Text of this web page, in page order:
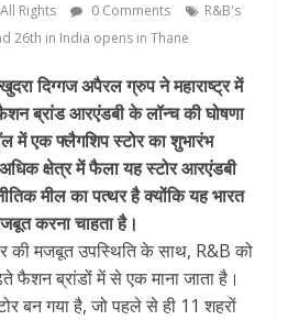
Rights 0 Comments
R&B's
26th in India opens in Thane
दिग्गज अपैरल ग्रुप ने महाराष्ट्र में
ब्रांड आरएंडबी के लॉन्च की घोषणा
में एक फ्लैगशिप स्टोर का शुभारंभ
क्षेत्र में फैला यह स्टोर आरएंडबी
मील का पत्थर है क्योंकि यह भारत
करना चाहता है।
की मजबूत उपस्थिति के साथ, R&B को
फैशन ब्रांडों में से एक माना जाता है।
बन गया है, जो पहले से ही 11 शहरों